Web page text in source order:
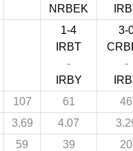
NRBEK
1-4
IRBT
-
IRBY
3-
-
107 61
46
3.69 4.07
59 39
20